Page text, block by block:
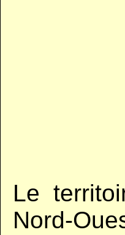
Le
Nord-